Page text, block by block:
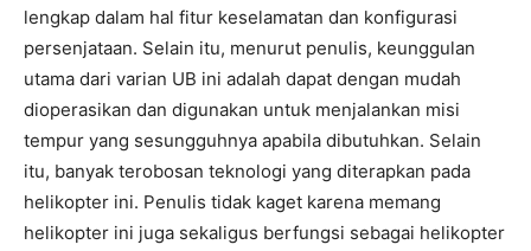
lengkap dalam hal fitur keselamatan dan konfigurasi
persenjataan. Selain itu, menurut penulis, keunggulan
utama dari varian UB ini adalah dapat dengan mudah
dioperasikan dan digunakan untuk menjalankan misi
tempur yang sesungguhnya apabila dibutuhkan. Selain
itu, banyak terobosan teknologi yang diterapkan pada
helikopter ini. Penulis tidak kaget karena memang
helikopter ini juga sekaligus berfungsi sebagai helikopter